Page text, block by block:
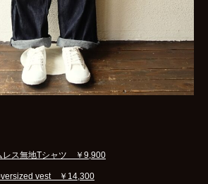
ス無地Tシャツ ￥9,900
vest ￥14,300